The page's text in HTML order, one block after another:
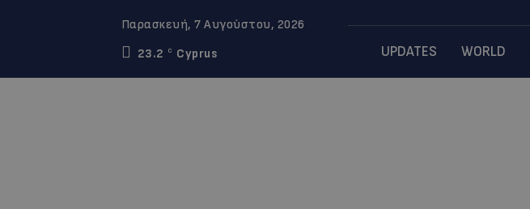
Παρασκευή, 7 Αυγούστου, 2026
23.2
C Cyprus UPDATES WORLD